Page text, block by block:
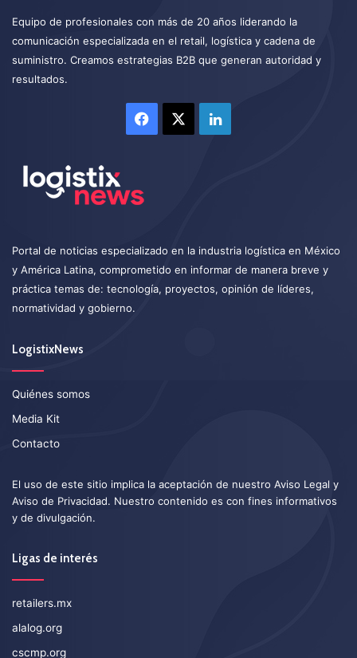
Equipo de profesionales con más de 20 años liderando la
comunicación especializada en el retail, logística y cadena de
suministro. Creamos estrategias B2B que generan autoridad y
resultados.
Facebook LinkedIn
Portal de noticias especializado en la industria logística en México
y América Latina, comprometido en informar de manera breve y
práctica temas de: tecnología, proyectos, opinión de líderes,
normatividad y gobierno.
LogistixNews
Quiénes somos
Media Kit
Contacto
El uso de este sitio implica la aceptación de nuestro Aviso Legal y
Aviso de Privacidad. Nuestro contenido es con fines informativos
y de divulgación.
Ligas de interés
retailers.mx
alalog.org
cscmp.org